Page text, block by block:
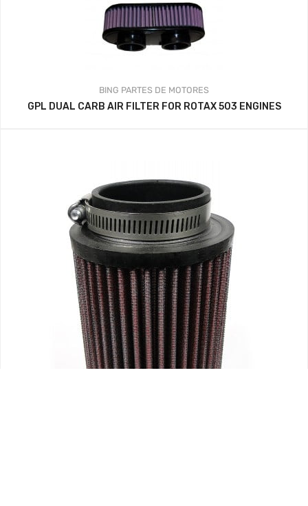
BING PARTES DE MOTORES
GPL DUAL CARB AIR FILTER FOR ROTAX 503 ENGINES